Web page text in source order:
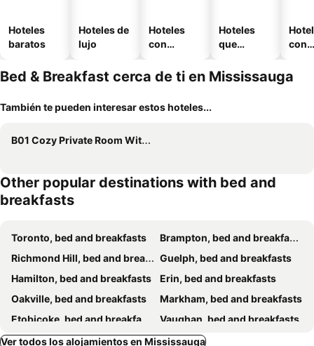
Hoteles
baratos
Hoteles de
lujo
Hoteles
con
Hoteles
que
mascotas
con
Bed & Breakfast cerca de ti en Mississauga
También te pueden interesar estos hoteles...
B01 Cozy Private Room With Bathroom
Other popular destinations with bed and
breakfasts
Toronto, bed and breakfasts
Brampton, bed and breakfasts
Richmond Hill, bed and breakfasts
Guelph, bed and breakfasts
Hamilton, bed and breakfasts
Erin, bed and breakfasts
Oakville, bed and breakfasts
Markham, bed and breakfasts
Etobicoke, bed and breakfasts
Vaughan, bed and breakfasts
Beamsville, bed and breakfasts
Milton, bed and breakfasts
Ver todos los alojamientos en Mississauga